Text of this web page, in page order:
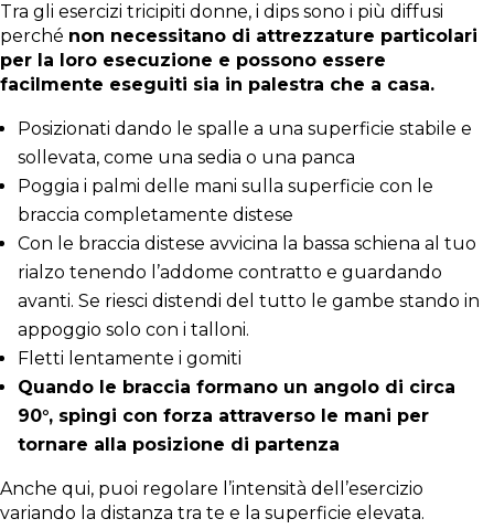
Tra gli esercizi tricipiti donne, i dips sono i più diffusi
perché non necessitano di attrezzature particolari
per la loro esecuzione e possono essere
facilmente eseguiti sia in palestra che a casa.
Posizionati dando le spalle a una superficie stabile e
sollevata, come una sedia o una panca
Poggia i palmi delle mani sulla superficie con le
braccia completamente distese
Con le braccia distese avvicina la bassa schiena al tuo
rialzo tenendo l’addome contratto e guardando
avanti. Se riesci distendi del tutto le gambe stando in
appoggio solo con i talloni.
Fletti lentamente i gomiti
Quando le braccia formano un angolo di circa
90°, spingi con forza attraverso le mani per
tornare alla posizione di partenza
Anche qui, puoi regolare l’intensità dell’esercizio
variando la distanza tra te e la superficie elevata.